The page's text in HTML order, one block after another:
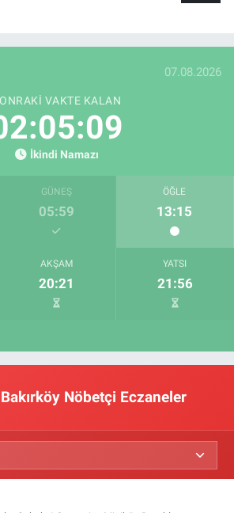
07.08.2026
VAKTE KALAN
İkindi Namazı
GÜNEŞ
05:59
ÖĞLE
13:15
AKŞAM
20:21
YATSI
21:56
Nöbetçi Eczaneler